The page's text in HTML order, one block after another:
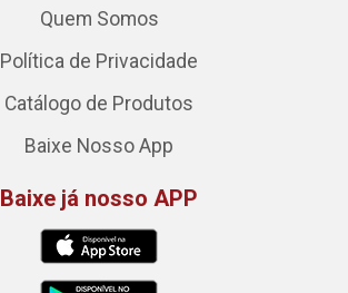
Quem Somos
Política de Privacidade
Catálogo de Produtos
Baixe Nosso App
Baixe já nosso APP